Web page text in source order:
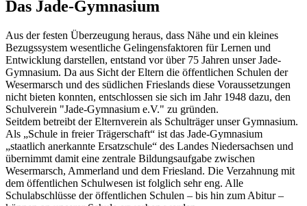
Das Jade-Gymnasium
Aus der festen Überzeugung heraus, dass Nähe und ein kleines
Bezugssystem wesentliche Gelingensfaktoren für Lernen und
Entwicklung darstellen, entstand vor über 75 Jahren unser Jade-
Gymnasium. Da aus Sicht der Eltern die öffentlichen Schulen der
Wesermarsch und des südlichen Frieslands diese Voraussetzungen
nicht bieten konnten, entschlossen sie sich im Jahr 1948 dazu, den
Schulverein "Jade-Gymnasium e.V." zu gründen.
Seitdem betreibt der Elternverein als Schulträger unser Gymnasium.
Als „Schule in freier Trägerschaft“ ist das Jade-Gymnasium
„staatlich anerkannte Ersatzschule“ des Landes Niedersachsen und
übernimmt damit eine zentrale Bildungsaufgabe zwischen
Wesermarsch, Ammerland und dem Friesland. Die Verzahnung mit
dem öffentlichen Schulwesen ist folglich sehr eng. Alle
Schulabschlüsse der öffentlichen Schulen – bis hin zum Abitur –